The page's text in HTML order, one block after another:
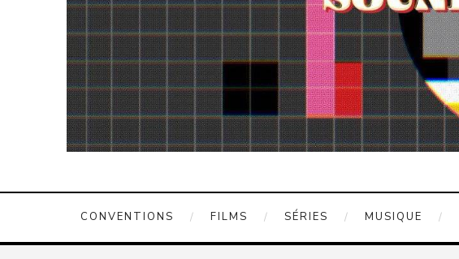
CONVENTIONS FILMS SÉRIES MUSIQUE